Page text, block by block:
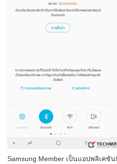
Samsung Member เป็นแอปพลิเคชั